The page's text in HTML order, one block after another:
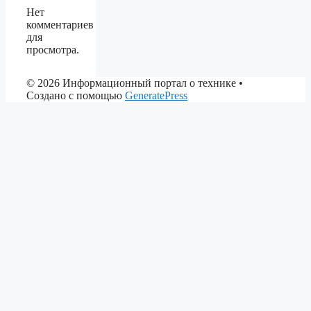
Нет
комментариев
для
просмотра.
© 2026 Информационный портал о технике •
Создано с помощью GeneratePress